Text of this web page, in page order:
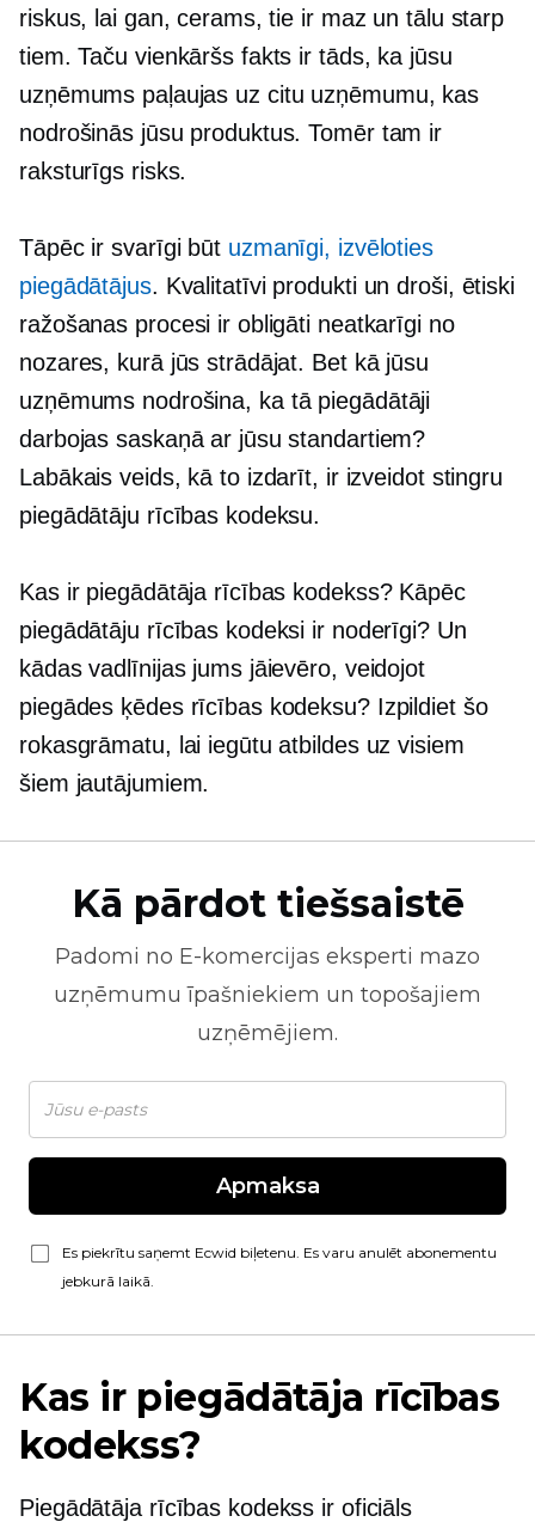
riskus, lai gan, cerams, tie ir maz un tālu starp
tiem. Taču vienkāršs fakts ir tāds, ka jūsu
uzņēmums paļaujas uz citu uzņēmumu, kas
nodrošinās jūsu produktus. Tomēr tam ir
raksturīgs risks.
Tāpēc ir svarīgi būt uzmanīgi, izvēloties
piegādātājus. Kvalitatīvi produkti un droši, ētiski
ražošanas procesi ir obligāti neatkarīgi no
nozares, kurā jūs strādājat. Bet kā jūsu
uzņēmums nodrošina, ka tā piegādātāji
darbojas saskaņā ar jūsu standartiem?
Labākais veids, kā to izdarīt, ir izveidot stingru
piegādātāju rīcības kodeksu.
Kas ir piegādātāja rīcības kodekss? Kāpēc
piegādātāju rīcības kodeksi ir noderīgi? Un
kādas vadlīnijas jums jāievēro, veidojot
piegādes ķēdes rīcības kodeksu? Izpildiet šo
rokasgrāmatu, lai iegūtu atbildes uz visiem
šiem jautājumiem.
Kā pārdot tiešsaistē
Padomi no E-komercijas eksperti mazo
uzņēmumu īpašniekiem un topošajiem
uzņēmējiem.
Apmaksa
Es piekrītu saņemt Ecwid biļetenu. Es varu anulēt abonementu
jebkurā laikā.
Kas ir piegādātāja rīcības
kodekss?
Piegādātāja rīcības kodekss ir oficiāls